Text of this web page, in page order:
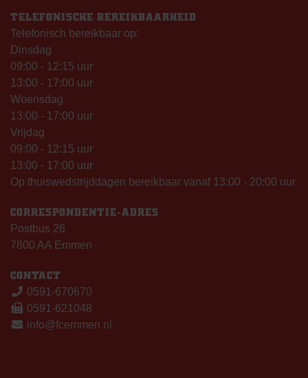
TELEFONISCHE BEREIKBAARHEID
Telefonisch bereikbaar op:
Dinsdag
09:00 - 12:15 uur
13:00 - 17:00 uur
Woensdag
13:00 - 17:00 uur
Vrijdag
09:00 - 12:15 uur
13:00 - 17:00 uur
Op thuiswedstrijddagen bereikbaar vanaf 13:00 - 20:00 uur
CORRESPONDENTIE-ADRES
Postbus 26
7800 AA Emmen
CONTACT
0591-670670
0591-621048
info@fcemmen.nl